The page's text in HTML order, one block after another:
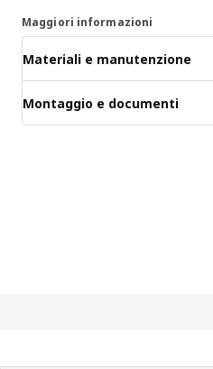
Maggiori informazioni
Materiali e manutenzione
Montaggio e documenti